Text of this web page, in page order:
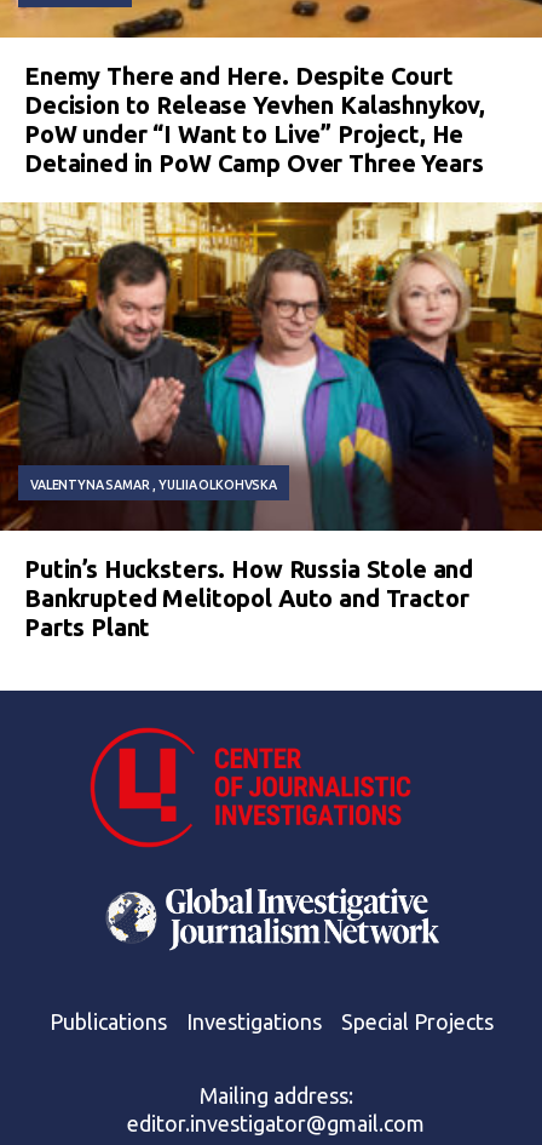
Enemy There and Here. Despite Court
Decision to Release Yevhen Kalashnykov,
PoW under “I Want to Live” Project, He
Detained in PoW Camp Over Three Years
VALENTYNA SAMAR YULIIA OLKOHVSKA
Putin’s Hucksters. How Russia Stole and
Bankrupted Melitopol Auto and Tractor
Parts Plant
Publications Investigations Special Projects
Mailing address:
editor.investigator@gmail.com